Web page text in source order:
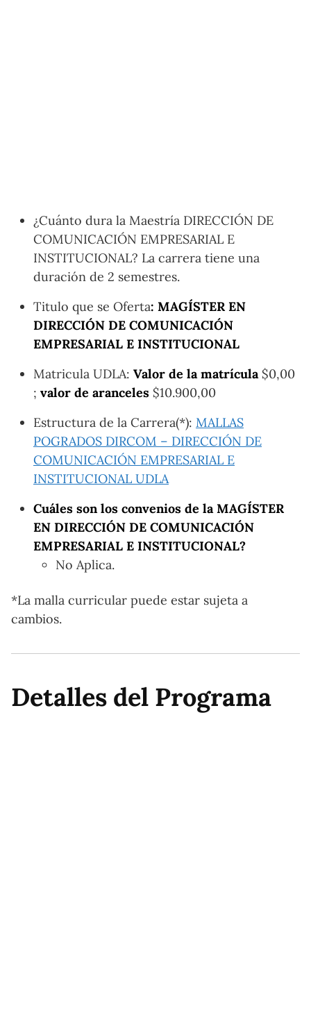
¿Cuánto dura la Maestría DIRECCIÓN DE
COMUNICACIÓN EMPRESARIAL E
INSTITUCIONAL? La carrera tiene una
duración de 2 semestres.
Titulo que se Oferta: MAGÍSTER EN
DIRECCIÓN DE COMUNICACIÓN
EMPRESARIAL E INSTITUCIONAL
Matricula UDLA: Valor de la matrícula$0,00
; valor de aranceles $10.900,00
Estructura de la Carrera(*): MALLAS
POGRADOS DIRCOM – DIRECCIÓN DE
COMUNICACIÓN EMPRESARIAL E
INSTITUCIONAL UDLA
Cuáles son los convenios de la MAGÍSTER
EN DIRECCIÓN DE COMUNICACIÓN
EMPRESARIAL E INSTITUCIONAL?
No Aplica.
*La malla curricular puede estar sujeta a
cambios.
Detalles del Programa